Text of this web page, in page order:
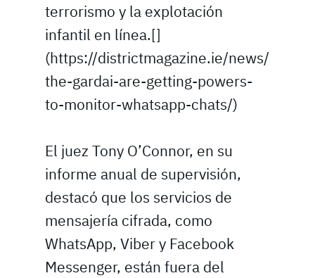
terrorismo y la explotación
infantil en línea.[]
(https://districtmagazine.ie/news/
the-gardai-are-getting-powers-
to-monitor-whatsapp-chats/)
El juez Tony O’Connor, en su
informe anual de supervisión,
destacó que los servicios de
mensajería cifrada, como
WhatsApp, Viber y Facebook
Messenger, están fuera del